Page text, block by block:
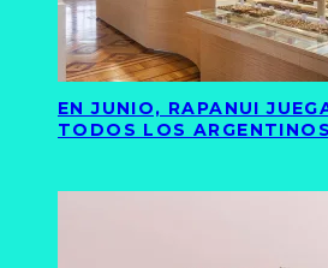
EN JUNIO, RAPANUI
TODOS LOS ARGENTINOS